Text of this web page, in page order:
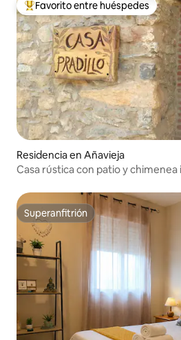
De los mejores en Favorito entre
Favorito entre huéspedes
Residencia en Añavieja
Casa rústica con patio y
Superanfitrión
Superanfitrión